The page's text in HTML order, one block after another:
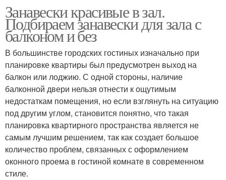
Занавески красивые в зал.
Подбираем занавески для зала с
балконом и без
В большинстве городских гостиных изначально при
планировке квартиры был предусмотрен выход на
балкон или лоджию. С одной стороны, наличие
балконной двери нельзя отнести к ощутимым
недостаткам помещения, но если взглянуть на ситуацию
под другим углом, становится понятно, что такая
планировка квартирного пространства является не
самым лучшим решением, так как создает большое
количество проблем, связанных с оформлением
оконного проема в гостиной комнате в современном
стиле.